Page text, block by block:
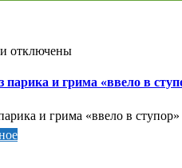
к
Свежее
фото
без
парика
отключены
и грима «ввело в
и грима «ввело в